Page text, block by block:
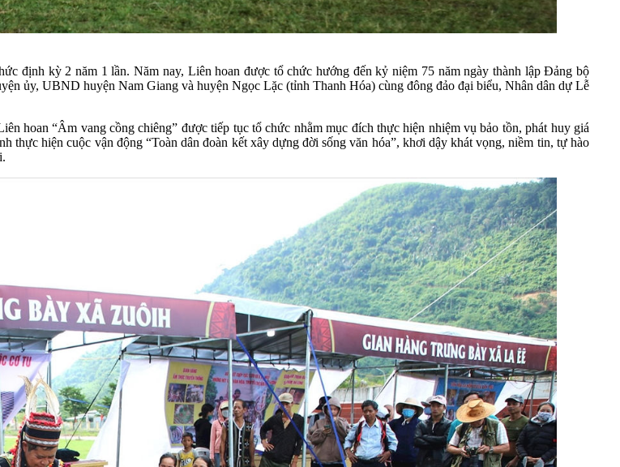
định kỳ 2 năm 1 lần. Năm nay, Liên hoan được tổ chức hướng đến kỷ niệm 75 năm ngày thành lập Đảng bộ
ủy, UBND huyện Nam Giang và huyện Ngọc Lặc (tỉnh Thanh Hóa) cùng đông đảo đại biểu, Nhân dân dự Lễ
hoan “Âm vang cồng chiêng” được tiếp tục tổ chức nhằm mục đích thực hiện nhiệm vụ bảo tồn, phát huy giá
thực hiện cuộc vận động “Toàn dân đoàn kết xây dựng đời sống văn hóa”, khơi dậy khát vọng, niềm tin, tự hào